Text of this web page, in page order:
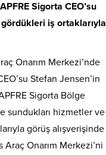
Sigorta CEO’su
iş ortaklarıyla
Onarım Merkezi’nde
Stefan Jensen’in
Sigorta Bölge
sundukları hizmetler ve
görüş alışverişinde
Onarım Merkezi’ni